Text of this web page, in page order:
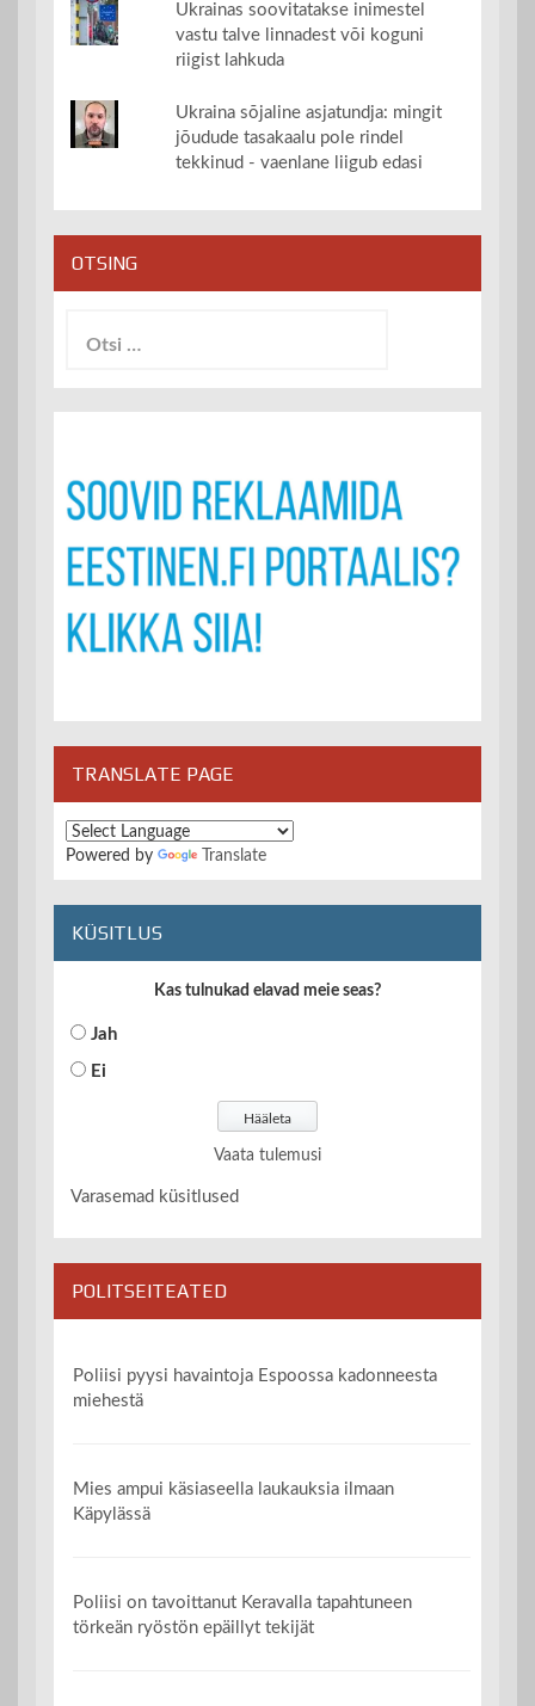
Ukrainas soovitatakse inimestel
vastu talve linnadest või koguni
riigist lahkuda
Ukraina sõjaline asjatundja: mingit
jõudude tasakaalu pole rindel
tekkinud - vaenlane liigub edasi
OTSING
TRANSLATE PAGE
Powered by Translate
KÜSITLUS
Kas tulnukad elavad meie seas?
Jah
Ei
Vaata tulemusi
Varasemad küsitlused
POLITSEITEATED
Poliisi pyysi havaintoja Espoossa kadonneesta
miehestä
Mies ampui käsiaseella laukauksia ilmaan
Käpylässä
Poliisi on tavoittanut Keravalla tapahtuneen
törkeän ryöstön epäillyt tekijät